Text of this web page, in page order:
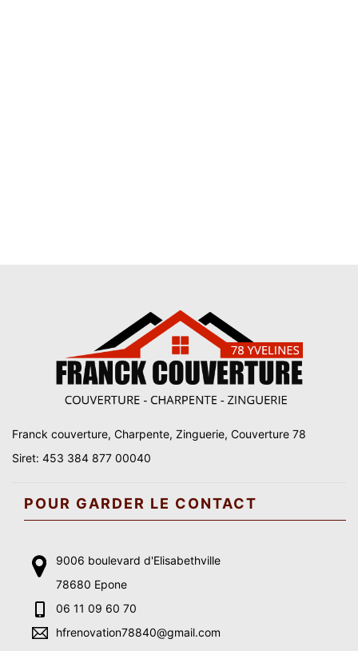
Franck couverture, Charpente, Zinguerie, Couverture 78
Siret: 453 384 877 00040
POUR GARDER LE CONTACT
9006 boulevard d'Elisabethville
78680 Epone
06 11 09 60 70
hfrenovation78840@gmail.com